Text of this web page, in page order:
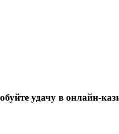
удачу в онлайн-